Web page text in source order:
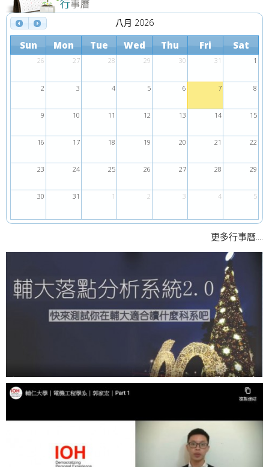
八月 2026
Sun Mon Tue Wed Thu Fri Sat
26 27 28 29 30 31 1
2 3 4 5 6 7 8
9 10 11 12 13 14 15
16 17 18 19 20 21 22
23 24 25 26 27 28 29
30 31 1 2 3 4 5
更多行事曆....